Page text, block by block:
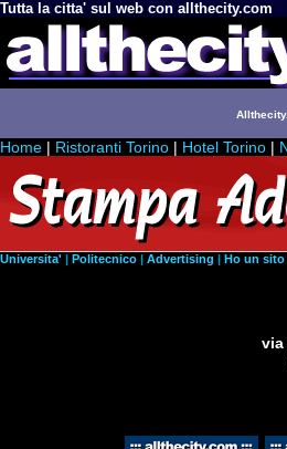
Tutta la citta' sul web con allthecity.com
Home | Ristoranti Torino | Hotel Torino |
Universita' | Politecnico | Advertising | Ho un sito
via